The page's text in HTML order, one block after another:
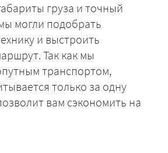
груза и точный
могли подобрать
и выстроить
Так как мы
транспортом,
только за одну
вам сэкономить на